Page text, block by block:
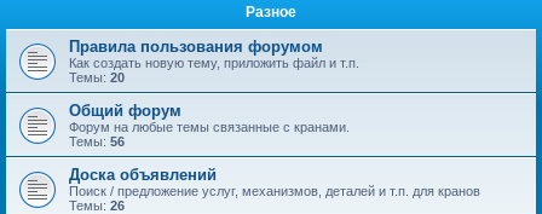
с
Разное
Правила пользования форумом
Как создать новую тему, приложить файл и т.п.
Темы: 20
Общий форум
Форум на любые темы связанные с кранами.
Темы: 56
Доска объявлений
Поиск / предложение услуг, механизмов, деталей и т.п. для кранов
Темы: 26